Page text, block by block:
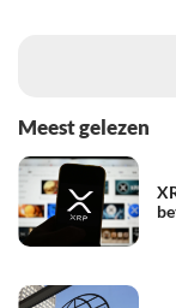
Meest gelezen